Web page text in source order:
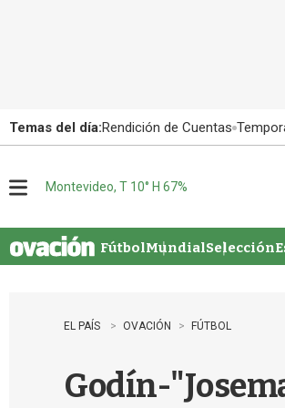
Temas del día:Rendición de Cuentas
u
Montevideo, T 10° H 67%
FútbolMundialSelección
EL PAÍS OVACIÓN FÚTBOL
Godín-